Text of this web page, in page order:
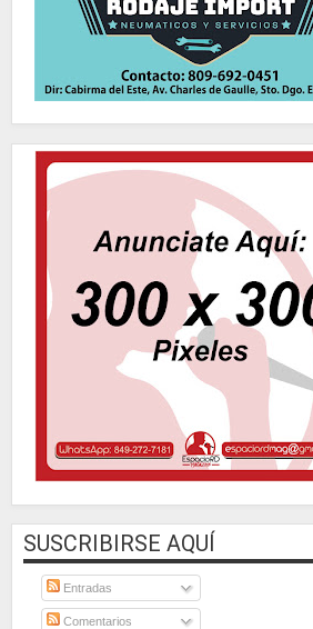
SUSCRIBIRSE AQUÍ
Entradas
Comentarios